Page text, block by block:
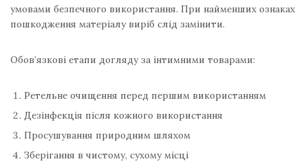
умовами безпечного використання. При найменших ознаках
пошкодження матеріалу виріб слід замінити.
Обов’язкові етапи догляду за інтимними товарами:
Ретельне очищення перед першим використанням
Дезінфекція після кожного використання
Просушування природним шляхом
Зберігання в чистому, сухому місці